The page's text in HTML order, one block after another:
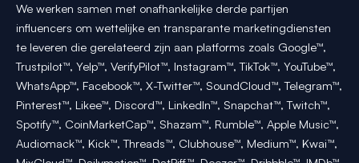
We werken samen met onafhankelijke derde partijen
influencers om wettelijke en transparante marketingdiensten
te leveren die gerelateerd zijn aan platforms zoals Google™,
Trustpilot™, Yelp™, VerifyPilot™, Instagram™, TikTok™, YouTube™,
WhatsApp™, Facebook™, X-Twitter™, SoundCloud™, Telegram™,
Pinterest™, Likee™, Discord™, LinkedIn™, Snapchat™, Twitch™,
Spotify™, CoinMarketCap™, Shazam™, Rumble™, Apple Music™,
Audiomack™, Kick™, Threads™, Clubhouse™, Medium™, Kwai™,